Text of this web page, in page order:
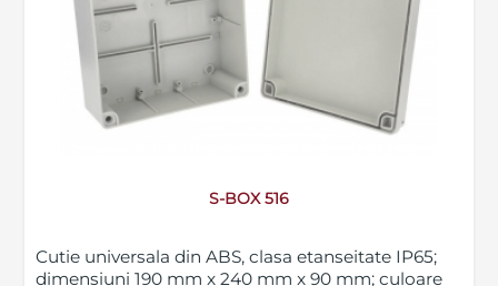
S-BOX 516
Cutie universala din ABS, clasa etanseitate IP65;
dimensiuni 190 mm x 240 mm x 90 mm; culoare